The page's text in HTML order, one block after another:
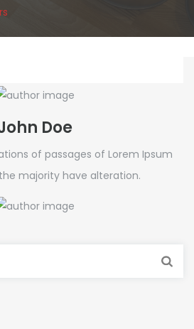
Doe
of passages of Lorem Ipsum
majority have alteration.